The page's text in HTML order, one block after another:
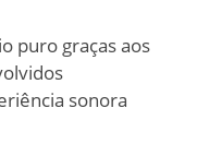
puro graças aos
sonora